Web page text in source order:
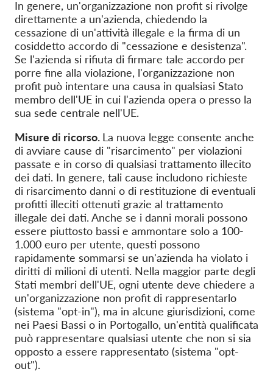
In genere, un'organizzazione non profit si rivolge
direttamente a un'azienda, chiedendo la
cessazione di un'attività illegale e la firma di un
cosiddetto accordo di "cessazione e desistenza".
Se l'azienda si rifiuta di firmare tale accordo per
porre fine alla violazione, l'organizzazione non
profit può intentare una causa in qualsiasi Stato
membro dell'UE in cui l'azienda opera o presso la
sua sede centrale nell'UE.
Misure di ricorso. La nuova legge consente anche
di avviare cause di "risarcimento" per violazioni
passate e in corso di qualsiasi trattamento illecito
dei dati. In genere, tali cause includono richieste
di risarcimento danni o di restituzione di eventuali
profitti illeciti ottenuti grazie al trattamento
illegale dei dati. Anche se i danni morali possono
essere piuttosto bassi e ammontare solo a 100-
1.000 euro per utente, questi possono
rapidamente sommarsi se un'azienda ha violato i
diritti di milioni di utenti. Nella maggior parte degli
Stati membri dell'UE, ogni utente deve chiedere a
un'organizzazione non profit di rappresentarlo
(sistema "opt-in"), ma in alcune giurisdizioni, come
nei Paesi Bassi o in Portogallo, un'entità qualificata
può rappresentare qualsiasi utente che non si sia
opposto a essere rappresentato (sistema "opt-
out").